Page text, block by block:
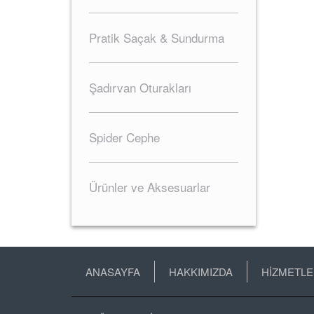
Pratik Saçak & Sundurma
Şadırvan Oturakları
Spider Cephe
Ürünler ve Aksesuarlar
ANASAYFA HAKKIMIZDA